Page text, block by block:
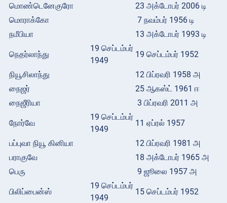
மொண்டெனேகுரோ
23 அக்டோபர் 2006 டி
மொராக்கோ
7 நவம்பர் 1956 டி
நமீபியா
13 அக்டோபர் 1993 டி
நெதர்லாந்து
19 செப்டம்பர்
1949
19 செப்டம்பர் 1952
நியூசிலாந்து
12 பிப்ரவரி 1958 அ
நைஜர்
25 ஆகஸ்ட் 1961 ஈ
நைஜீரியா
3 பிப்ரவரி 2011 அ
நோர்வே
19 செப்டம்பர்
1949
11 ஏப்ரல் 1957
பப்புவா நியூ கினியா
12 பிப்ரவரி 1981 அ
பராகுவே
18 அக்டோபர் 1965 அ
பெரு
9 ஜூலை 1957 அ
பிலிப்பைன்ஸ்
19 செப்டம்பர்
1949
15 செப்டம்பர் 1952